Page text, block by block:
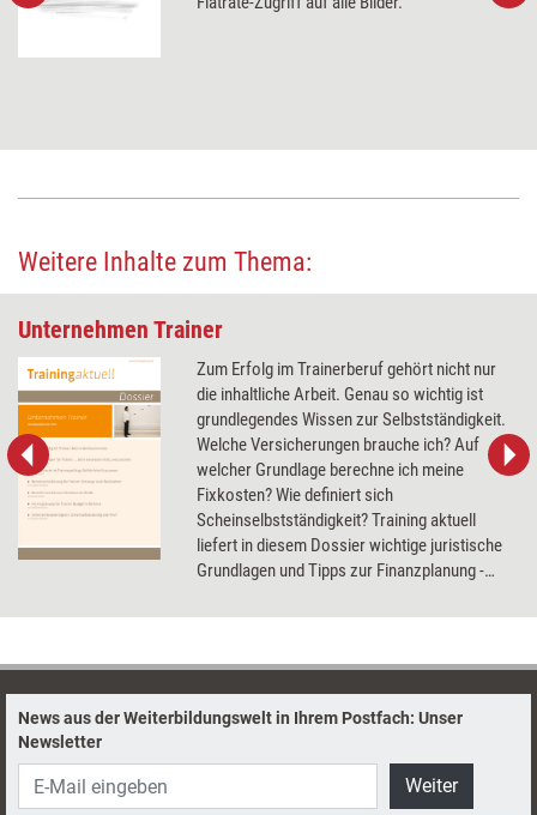
Weitere Inhalte zum Thema:
Unternehmen Trainer
Zum Erfolg im Trainerberuf gehört nicht nur
die inhaltliche Arbeit. Genau so wichtig ist
grundlegendes Wissen zur Selbstständigkeit.
Welche Versicherungen brauche ich? Auf
welcher Grundlage berechne ich meine
Fixkosten? Wie definiert sich
Scheinselbstständigkeit? Training aktuell
liefert in diesem Dossier wichtige juristische
Grundlagen und Tipps zur Finanzplanung -
News aus der Weiterbildungswelt in Ihrem Postfach: Unser
Newsletter
Weiter